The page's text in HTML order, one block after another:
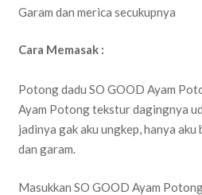
Garam dan merica secukupnya
Cara Memasak :
Potong dadu SO GOOD Ayam
Ayam Potong tekstur dagingnya
jadinya gak aku ungkep, hanya
dan garam.
Masukkan SO GOOD Ayam